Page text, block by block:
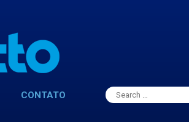
CONTATO
Search
for: